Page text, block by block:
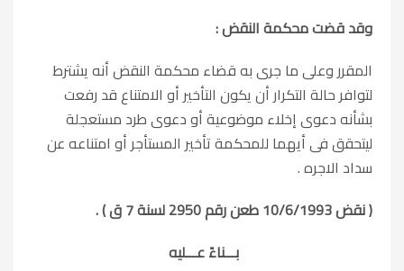
وقد قضت محكمة النقض :
المقرر وعلى ما جرى به قضاء محكمة النقض أنه يشترط
لتوافر حالة التكرار أن يكون التأخير أو الامتناع قد رفعت
بشأنه دعوى إخلاء موضوعية أو دعوى طرد مستعجلة
ليتحقق فى أيهما للمحكمة تأخير المستأجر أو امتناعه عن
سداد الاجره .
( نقض 10/6/1993 طعن رقم 2950 لسنة 7 ق ) .
بـــناءً عـــليه